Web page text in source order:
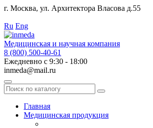
г. Москва, ул. Архитектора Власова д.55
Ru Eng
Медицинская и научная компания
8 (800) 500-40-61
Ежедневно с 9:30 - 18:00
inmeda@mail.ru
Поиск
по
каталогуГлавная
Медицинская продукция